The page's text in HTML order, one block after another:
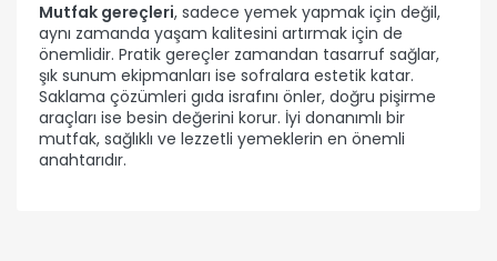
Mutfak gereçleri, sadece yemek yapmak için değil,
aynı zamanda yaşam kalitesini artırmak için de
önemlidir. Pratik gereçler zamandan tasarruf sağlar,
şık sunum ekipmanları ise sofralara estetik katar.
Saklama çözümleri gıda israfını önler, doğru pişirme
araçları ise besin değerini korur. İyi donanımlı bir
mutfak, sağlıklı ve lezzetli yemeklerin en önemli
anahtarıdır.